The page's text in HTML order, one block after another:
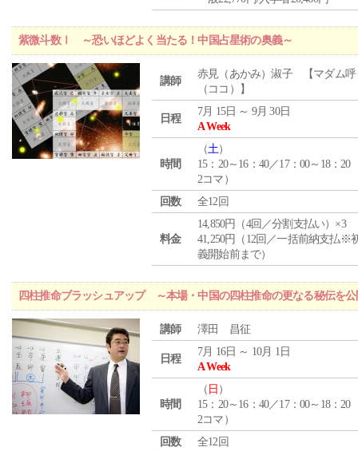
紫微斗数Ⅰ ～恐いほどよく当たる！中国占星術の奥義～
講師
赤見（あかみ）淑子 【マダム呼
（ココ）】
日程
7月 15日 ～ 9月 30日
A Week
時間
（土）
15：20～16：40／17：00～18：20
2コマ）
回数
全12回
料金
14,850円（4回／分割支払い）×3
41,250円（12回／一括前納支払※
義開始前まで）
四柱推命ブラッシュアップ ～本場・中国の四柱推命の更なる秘伝を
講師 澤田 昌征
日程
7月 16日 ～ 10月 1日
A Week
時間
（ 日 ）
15：20～16：40／17：00～18：20
2コマ）
回数
全12回